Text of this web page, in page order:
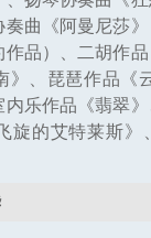
曲《阿曼尼莎
品）、二胡作
》、琵琶作品《
乐作品《翡翠》
旋的艾特莱斯》